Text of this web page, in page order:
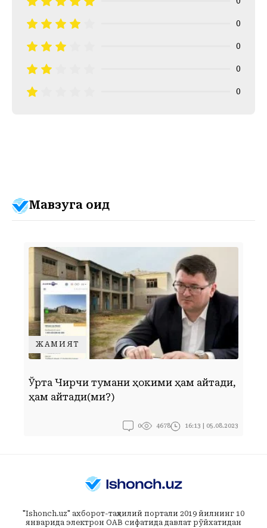
0
0
0
0
Мавзуга оид
ЖАМИЯТ
Ўрта Чирчиқ тумани ҳокими ҳам айтади,
ҳам қайтади(ми?)
0 4678 16:13 | 05.08.2023
"Ishonch.uz" ахборот-таҳлилий портали 2019 йилнинг 10
январида электрон ОАВ сифатида давлат рўйхатидан